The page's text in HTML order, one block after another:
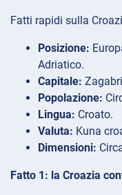
Fatti rapidi sulla
Posizione:
Adriatico.
Capitale:
Popolazione:
Lingua: Croato.
Valuta: Kuna
Dimensioni:
Fatto 1: la Croazia